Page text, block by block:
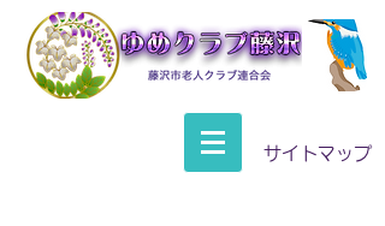
サイトマップ